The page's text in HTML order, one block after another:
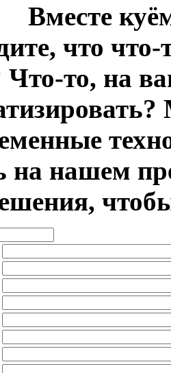
Вместе
что
Что-то, на
на нашем